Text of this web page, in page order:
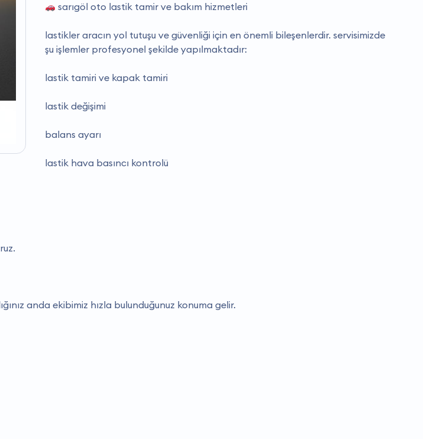
sarıgöl oto lastik tamir ve bakım hizmetleri
lastikler aracın yol tutuşu ve güvenliği için en önemli bileşenlerdir. servisimizde
şu işlemler profesyonel şekilde yapılmaktadır:
lastik tamiri ve kapak tamiri
lastik değişimi
balans ayarı
lastik hava basıncı kontrolü
anda ekibimiz hızla bulunduğunuz konuma gelir.